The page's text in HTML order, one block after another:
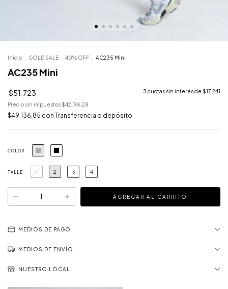
Inicio . GOLD SALE . 40% OFF . AC235 Mini
AC235 Mini
$51.723 3 cuotas sin interés de $17.241
Precio sin impuestos $42.746,28
$49.136,85 con Transferencia o depósito
COLOR
TALLE 1 2 3 4
MEDIOS DE PAGO
MEDIOS DE ENVÍO
NUESTRO LOCAL